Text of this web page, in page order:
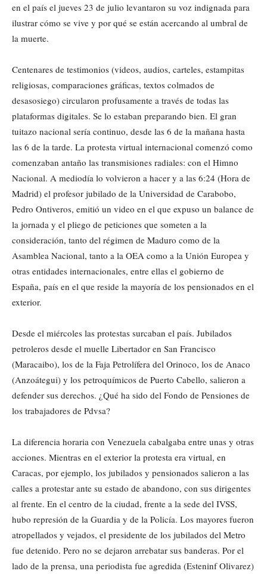
en el país el jueves 23 de julio levantaron su voz indignada para
ilustrar cómo se vive y por qué se están acercando al umbral de
la muerte.
Centenares de testimonios (videos, audios, carteles, estampitas
religiosas, comparaciones gráficas, textos colmados de
desasosiego) circularon profusamente a través de todas las
plataformas digitales. Se lo estaban preparando bien. El gran
tuitazo nacional sería continuo, desde las 6 de la mañana hasta
las 6 de la tarde. La protesta virtual internacional comenzó como
comenzaban antaño las transmisiones radiales: con el Himno
Nacional. A mediodía lo volvieron a hacer y a las 6:24 (Hora de
Madrid) el profesor jubilado de la Universidad de Carabobo,
Pedro Ontiveros, emitió un video en el que expuso un balance de
la jornada y el pliego de peticiones que someten a la
consideración, tanto del régimen de Maduro como de la
Asamblea Nacional, tanto a la OEA como a la Unión Europea y
otras entidades internacionales, entre ellas el gobierno de
España, país en el que reside la mayoría de los pensionados en el
exterior.
Desde el miércoles las protestas surcaban el país. Jubilados
petroleros desde el muelle Libertador en San Francisco
(Maracaibo), los de la Faja Petrolífera del Orinoco, los de Anaco
(Anzoátegui) y los petroquímicos de Puerto Cabello, salieron a
defender sus derechos. ¿Qué ha sido del Fondo de Pensiones de
los trabajadores de Pdvsa?
La diferencia horaria con Venezuela cabalgaba entre unas y otras
acciones. Mientras en el exterior la protesta era virtual, en
Caracas, por ejemplo, los jubilados y pensionados salieron a las
calles a protestar ante su estado de abandono, con sus dirigentes
al frente. En el centro de la ciudad, frente a la sede del IVSS,
hubo represión de la Guardia y de la Policía. Los mayores fueron
atropellados y vejados, el presidente de los jubilados del Metro
fue detenido. Pero no se dejaron arrebatar sus banderas. Por el
lado de la prensa, una periodista fue agredida (Esteninf Olivarez)